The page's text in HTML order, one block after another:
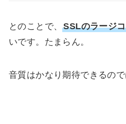
とのことで、SSLのラージ
いです。たまらん。
音質はかなり期待できるので